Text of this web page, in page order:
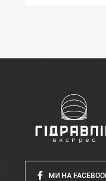
МИ НА